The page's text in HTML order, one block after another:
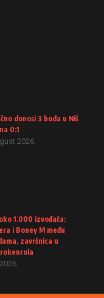
donosi 3 boda u Niš
0:1
2026.
1.000 izvođača:
i Boney M među
završnica u